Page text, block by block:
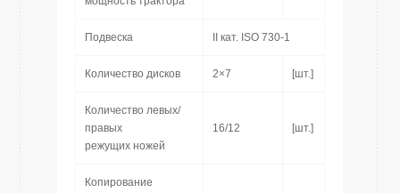
Подвеска II кат. ISO 730-1
Количество дисков 2×7 [шт.]
Количество левых/
правых
режущих ножей
16/12 [шт.]
Копирование